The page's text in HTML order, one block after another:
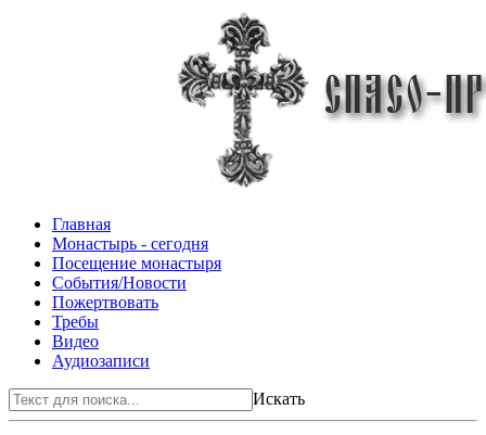
Главная
Монастырь - сегодня
Посещение монастыря
События/Новости
Пожертвовать
Требы
Видео
Аудиозаписи
Искать